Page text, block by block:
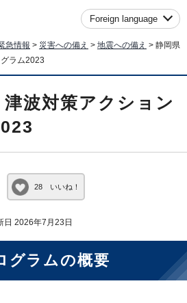
Foreign language
急情報 > 災害への備え > 地震への備え > 静岡県
ラム2023
波対策アクション
28 いいね！
2026年7月23日
グラムの概要